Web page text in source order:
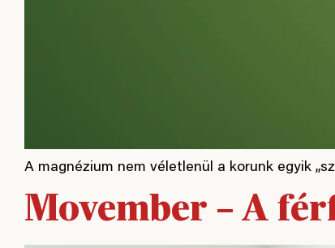
A magnézium nem véletlenül a korunk egyik
Movember – A